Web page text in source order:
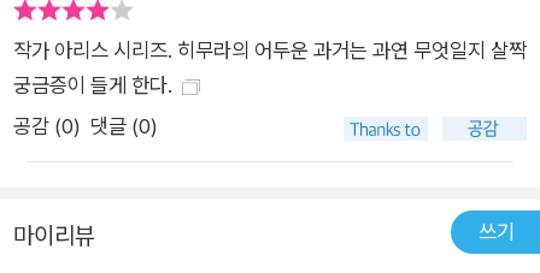
릭터를 자랑하는 것이 특징이다. 또한, 상상을 초월하는 트릭이
일품인 과거 본격 추리소설의 재미를 고스란히 재현하면서도 이
에 현대적인 재해석까지 가미하는 ‘신본격 추리소설’의 정수가 담
겨 있다. 물론, 두 거장이 추구하는 추리소설의 궁극적인 지향점
등 다소 무리한 수법까지 주저 없이 동원한다면, 아리스가와 아리
스는 복잡한 살인사건에 맞닥뜨린 탐정과 조수가 하나둘씩 단서
작가 아리스 시리즈. 히무라의 어두운 과거는 과연 무엇일지 살짝
궁금증이 들게 한다.
공감 (0) 댓글 (0)
마이리뷰 쓰기